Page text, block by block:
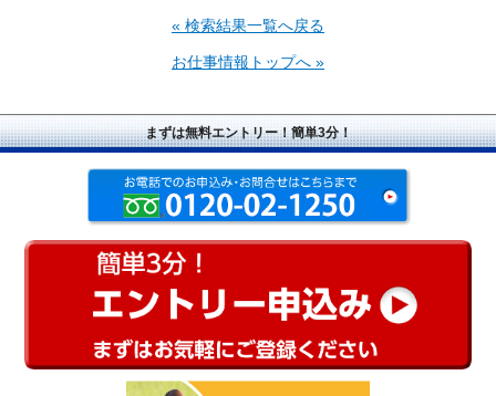
« 検索結果一覧へ戻る
お仕事情報トップへ »
まずは無料エントリー！簡単3分！